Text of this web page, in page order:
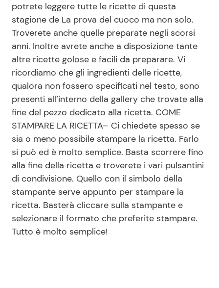
Festività Ricette per Bambini
Seguici
Info
Chi siamo
Disclaimer e Privacy
Redazione
Pubblicità
Privacy Policy
potrete leggere tutte le ricette di questa
stagione de La prova del cuoco ma non solo.
Troverete anche quelle preparate negli scorsi
anni. Inoltre avrete anche a disposizione tante
altre ricette golose e facili da preparare. Vi
ricordiamo che gli ingredienti delle ricette,
qualora non fossero specificati nel testo, sono
presenti all’interno della gallery che trovate alla
fine del pezzo dedicato alla ricetta. COME
STAMPARE LA RICETTA– Ci chiedete spesso se
sia o meno possibile stampare la ricetta. Farlo
si può ed è molto semplice. Basta scorrere fino
alla fine della ricetta e troverete i vari pulsantini
di condivisione. Quello con il simbolo della
stampante serve appunto per stampare la
ricetta. Basterà cliccare sulla stampante e
selezionare il formato che preferite stampare.
Tutto è molto semplice!